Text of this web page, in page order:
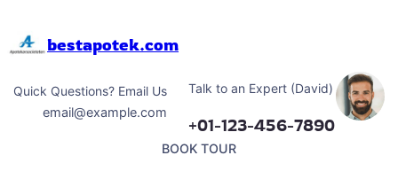
bestapotek.com
Quick Questions? Email Us
email@example.com
Talk to an Expert (David)
+01-123-456-7890
BOOK TOUR